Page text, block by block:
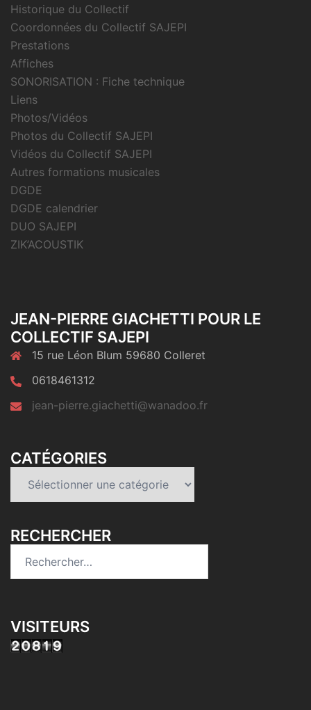
Historique du Collectif
Coordonnées du Collectif SAJEPI
Prestations
Affiches
SONORISATION : Fiche technique
Liens
Photos/Vidéos
Photos du Collectif SAJEPI
Vidéos du Collectif SAJEPI
Autres formations musicales
DGDE
DGDE calendrier
DUO SAJEPI
ZIK’ACOUSTIK
JEAN-PIERRE GIACHETTI POUR LE
COLLECTIF SAJEPI
15 rue Léon Blum 59680 Colleret
0618461312
jean-pierre.giachetti@wanadoo.fr
CATÉGORIES
RECHERCHER
VISITEURS